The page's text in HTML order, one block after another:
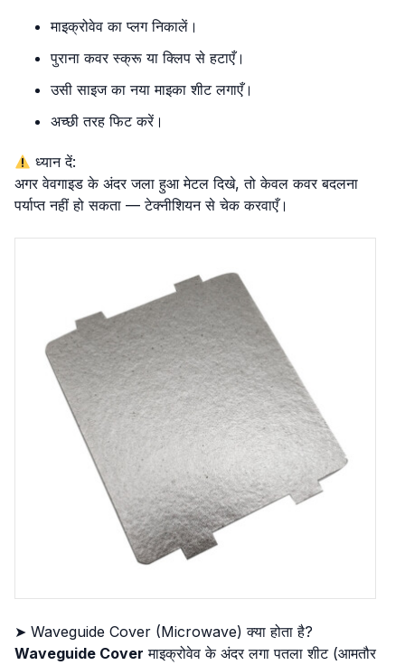
माइक्रोवेव का प्लग निकालें।
पुराना कवर स्क्रू या क्लिप से हटाएँ।
उसी साइज का नया माइका शीट लगाएँ।
अच्छी तरह फिट करें।
ध्यान दें:
अगर वेवगाइड के अंदर जला हुआ मेटल दिखे, तो केवल कवर बदलना
पर्याप्त नहीं हो सकता — टेक्नीशियन से चेक करवाएँ।
➤ Waveguide Cover (Microwave) क्या होता है?
Waveguide Cover माइक्रोवेव के अंदर लगा पतला शीट (आमतौर